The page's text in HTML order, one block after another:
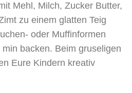
Mehl, Milch, Zucker Butter,
zu einem glatten Teig
oder Muffinformen
backen. Beim gruseligen
Eure Kindern kreativ